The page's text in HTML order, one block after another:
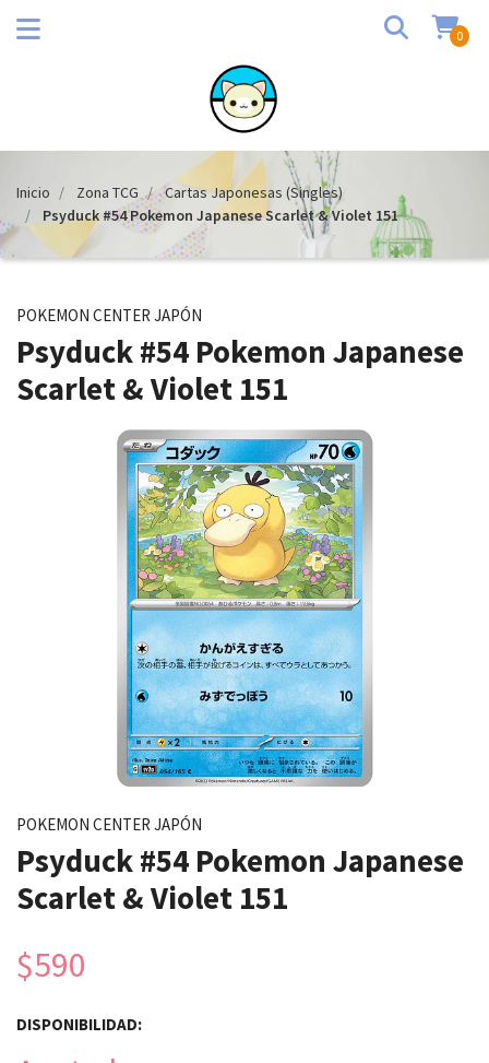
0
Inicio Zona TCG
Cartas Japonesas (Singles)
Psyduck #54 Pokemon Japanese Scarlet & Violet 151
POKEMON CENTER JAPÓN
Psyduck #54 Pokemon Japanese
Scarlet & Violet 151
POKEMON CENTER JAPÓN
Psyduck #54 Pokemon Japanese
Scarlet & Violet 151
$590
DISPONIBILIDAD: